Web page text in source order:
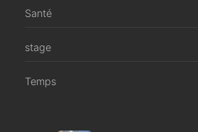
Santé
stage
Temps